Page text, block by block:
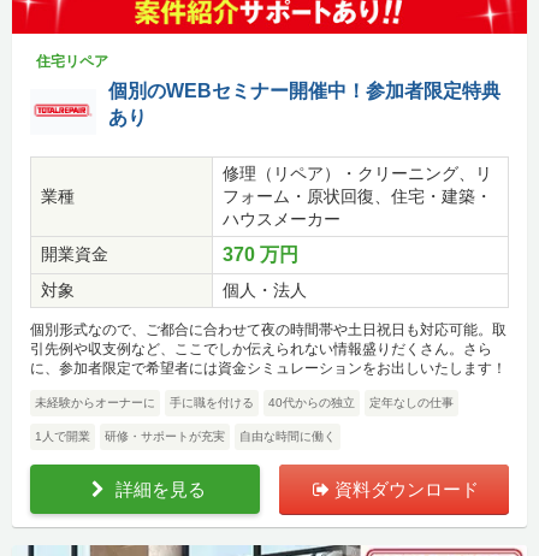
住宅リペア
個別のWEBセミナー開催中！参加者限定特典
あり
業種
修理（リペア）・クリーニング、リ
フォーム・原状回復、住宅・建築・
ハウスメーカー
開業資金
370 万円
対象 個人・法人
個別形式なので、ご都合に合わせて夜の時間帯や土日祝日も対応可能。取
引先例や収支例など、ここでしか伝えられない情報盛りだくさん。さら
に、参加者限定で希望者には資金シミュレーションをお出しいたします！
未経験からオーナーに 手に職を付ける 40代からの独立 定年なしの仕事
1人で開業 研修・サポートが充実 自由な時間に働く
詳細を見る 資料ダウンロード